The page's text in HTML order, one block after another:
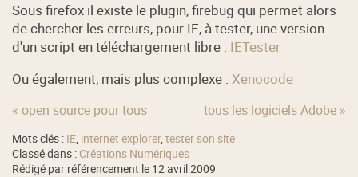
Sous firefox il existe le plugin, firebug qui permet alors
de chercher les erreurs, pour IE, à tester, une version
d'un script en téléchargement libre : IETester
Ou également, mais plus complexe : Xenocode
« open source pour tous tous les logiciels Adobe »
Mots clés : IE internet explorer,tester son site
Classé dans : Créations Numériques
Rédigé par référencement le 12 avril 2009